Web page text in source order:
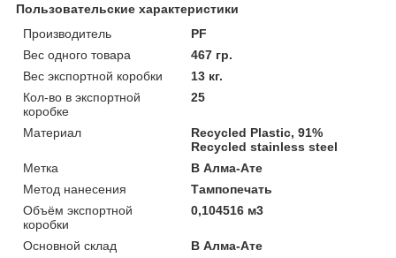
Пользовательские характеристики
Производитель
PF
Вес одного товара
467 гр.
Вес экспортной коробки
13 кг.
Кол-во в экспортной
коробке
25
Материал
Recycled Plastic, 91%
Recycled stainless steel
Метка
В Алма-Ате
Метод нанесения
Тампопечать
Объём экспортной
коробки
0,104516 м3
Основной склад
В Алма-Ате